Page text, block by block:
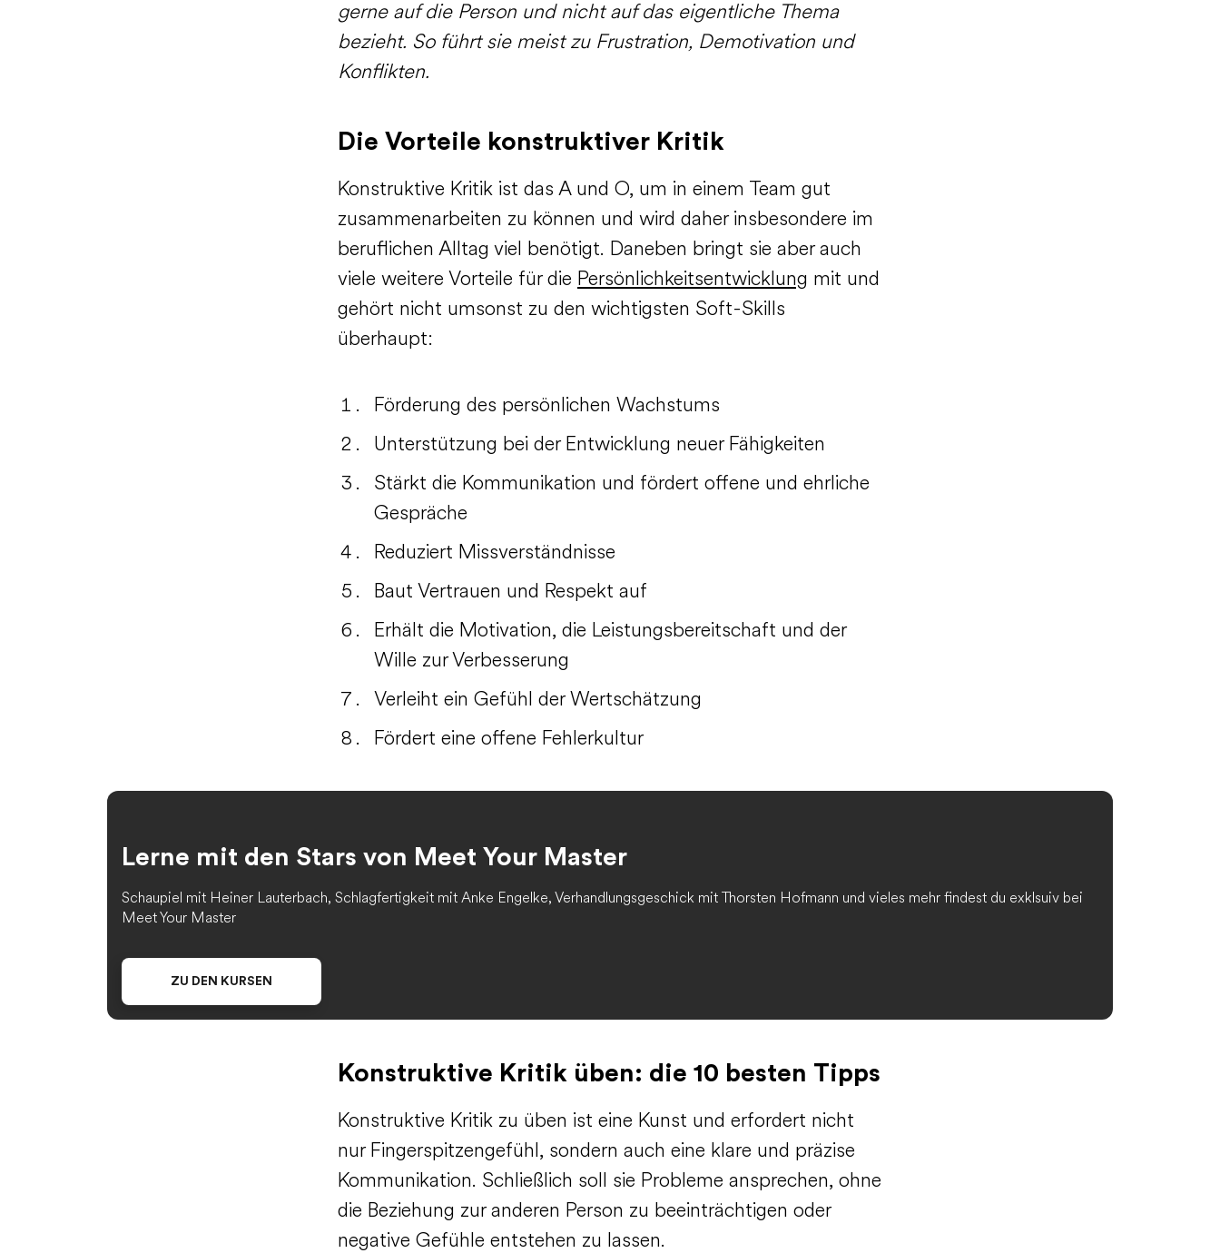
gerne auf die Person und nicht auf das eigentliche Thema
bezieht. So führt sie meist zu Frustration, Demotivation und
Konflikten.
Die Vorteile konstruktiver Kritik
Konstruktive Kritik ist das A und O, um in einem Team gut
zusammenarbeiten zu können und wird daher insbesondere im
beruflichen Alltag viel benötigt. Daneben bringt sie aber auch
viele weitere Vorteile für die Persönlichkeitsentwicklung mit und
gehört nicht umsonst zu den wichtigsten Soft-Skills
überhaupt:
Förderung des persönlichen Wachstums
Unterstützung bei der Entwicklung neuer Fähigkeiten
Stärkt die Kommunikation und fördert offene und ehrliche
Gespräche
Reduziert Missverständnisse
Baut Vertrauen und Respekt auf
Erhält die Motivation, die Leistungsbereitschaft und der
Wille zur Verbesserung
Verleiht ein Gefühl der Wertschätzung
Fördert eine offene Fehlerkultur
Lerne mit den Stars von Meet Your Master
Schaupiel mit Heiner Lauterbach, Schlagfertigkeit mit Anke Engelke, Verhandlungsgeschick mit Thorsten Hofmann und vieles mehr findest du exklsuiv bei
Meet Your Master
ZU DEN KURSEN
Konstruktive Kritik üben: die 10 besten Tipps
Konstruktive Kritik zu üben ist eine Kunst und erfordert nicht
nur Fingerspitzengefühl, sondern auch eine klare und präzise
Kommunikation. Schließlich soll sie Probleme ansprechen, ohne
die Beziehung zur anderen Person zu beeinträchtigen oder
negative Gefühle entstehen zu lassen.